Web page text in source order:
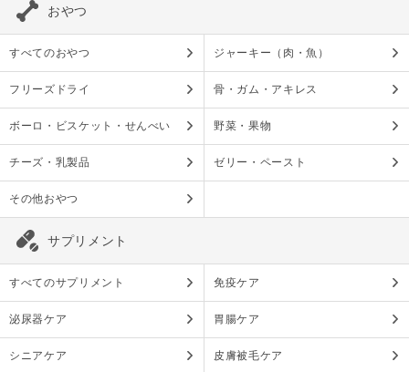
おやつ
すべてのおやつ ジャーキー（肉・魚）
フリーズドライ 骨・ガム・アキレス
ボーロ・ビスケット・せんべい 野菜・果物
チーズ・乳製品 ゼリー・ペースト
その他おやつ
サプリメント
すべてのサプリメント 免疫ケア
泌尿器ケア 胃腸ケア
シニアケア 皮膚被毛ケア